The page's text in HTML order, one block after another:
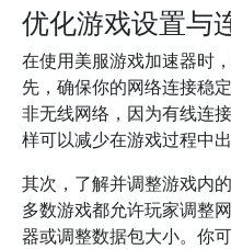
优化游戏设置与
在使用美服游戏加速器时
先，确保你的网络连接稳
非无线网络，因为有线连
样可以减少在游戏过程中
其次，了解并调整游戏内
多数游戏都允许玩家调整
器或调整数据包大小。你